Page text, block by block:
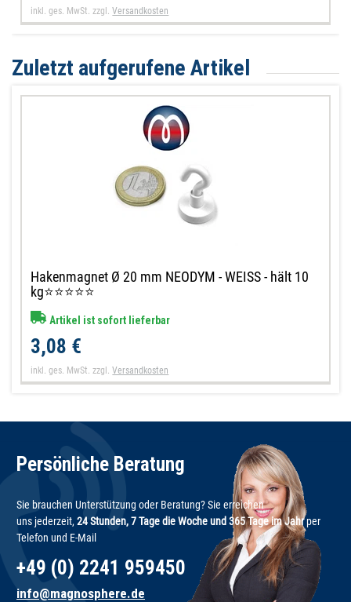
inkl. ges. MwSt. zzgl.Versandkosten
Zuletzt aufgerufene Artikel
Hakenmagnet Ø 20 mm NEODYM - WEISS - hält 10
kg⭐⭐⭐⭐⭐
Artikel ist sofort lieferbar
3,08 €
inkl. ges. MwSt. zzgl.Versandkosten
Persönliche Beratung
Sie brauchen Unterstützung oder Beratung? Sie erreichen
uns jederzeit, 24 Stunden, 7 Tage die Woche und 365 Tage im Jahrper
Telefon und E-Mail
+49 (0) 2241 959450
info@magnosphere.de